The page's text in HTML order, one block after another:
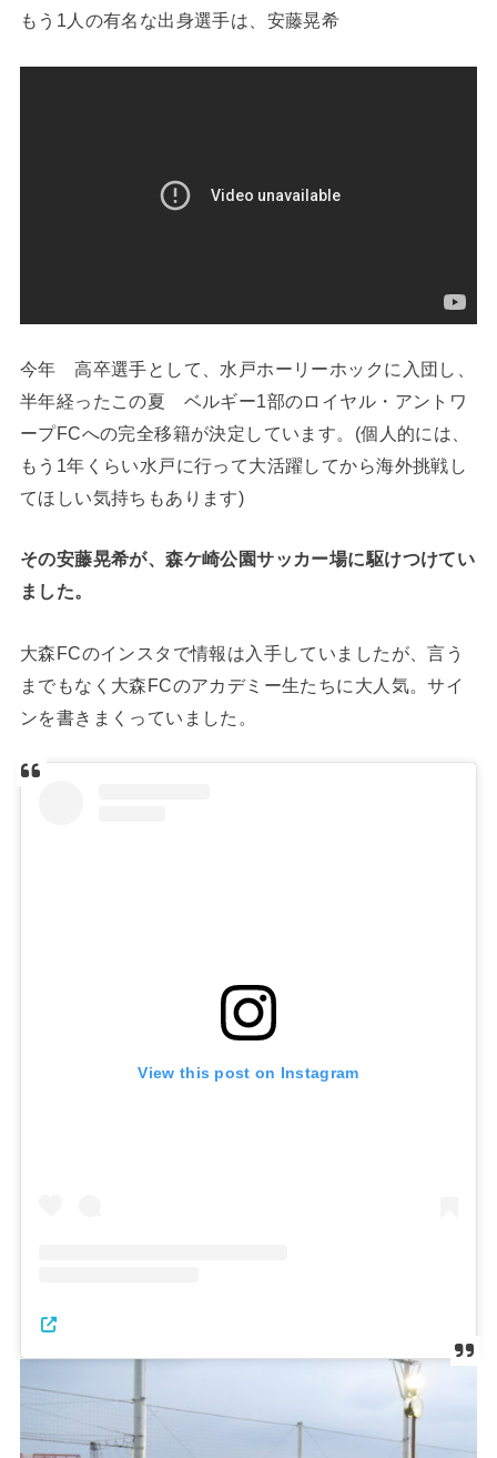
もう1人の有名な出身選手は、安藤晃希
今年 高卒選手として、水戸ホーリーホックに入団し、
半年経ったこの夏 ベルギー1部のロイヤル・アントワ
ープFCへの完全移籍が決定しています。(個人的には、
もう1年くらい水戸に行って大活躍してから海外挑戦し
てほしい気持ちもあります)
その安藤晃希が、森ケ崎公園サッカー場に駆けつけてい
ました。
大森FCのインスタで情報は入手していましたが、言う
までもなく大森FCのアカデミー生たちに大人気。サイ
ンを書きまくっていました。
View this post on Instagram